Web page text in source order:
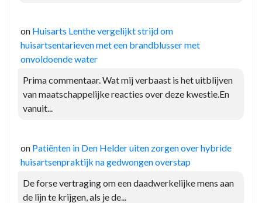
on Huisarts Lenthe vergelijkt strijd om
huisartsentarieven met een brandblusser met
onvoldoende water
Prima commentaar. Wat mij verbaast is het uitblijven
van maatschappelijke reacties over deze kwestie.En
vanuit...
on Patiënten in Den Helder uiten zorgen over hybride
huisartsenpraktijk na gedwongen overstap
De forse vertraging om een daadwerkelijke mens aan
de lijn te krijgen, als je de...